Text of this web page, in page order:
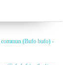
commun (Bufo bufo) -